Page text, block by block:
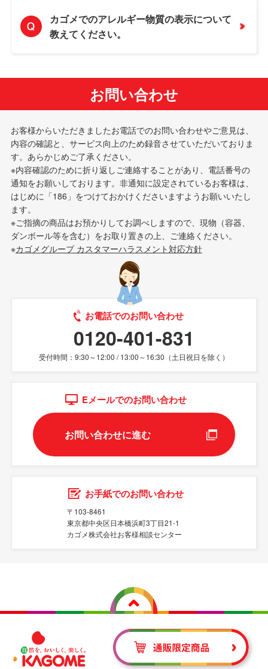
カゴメでのアレルギー物質の表示について
教えてください。
お問い合わせ
お客様からいただきましたお電話でのお問い合わせやご意見は、
内容の確認と、サービス向上のため録音させていただいておりま
す。あらかじめご了承ください。
※内容確認のために折り返しご連絡することがあり、電話番号の
通知をお願いしております。非通知に設定されているお客様は、
はじめに「186」をつけておかけくださいますようお願いいたし
ます。
※ご指摘の商品はお預かりしてお調べしますので、現物（容器、
ダンボール等を含む）をお取り置きの上、ご連絡ください。
※カゴメグループ カスタマーハラスメント対応方針
お電話でのお問い合わせ
0120-401-831
受付時間：9:30～12:00 / 13:00～16:30（土日祝日を除く）
Eメールでのお問い合わせ
お問い合わせに進む
お手紙でのお問い合わせ
〒103-8461
東京都中央区日本橋浜町3丁目21-1
カゴメ株式会社お客様相談センター